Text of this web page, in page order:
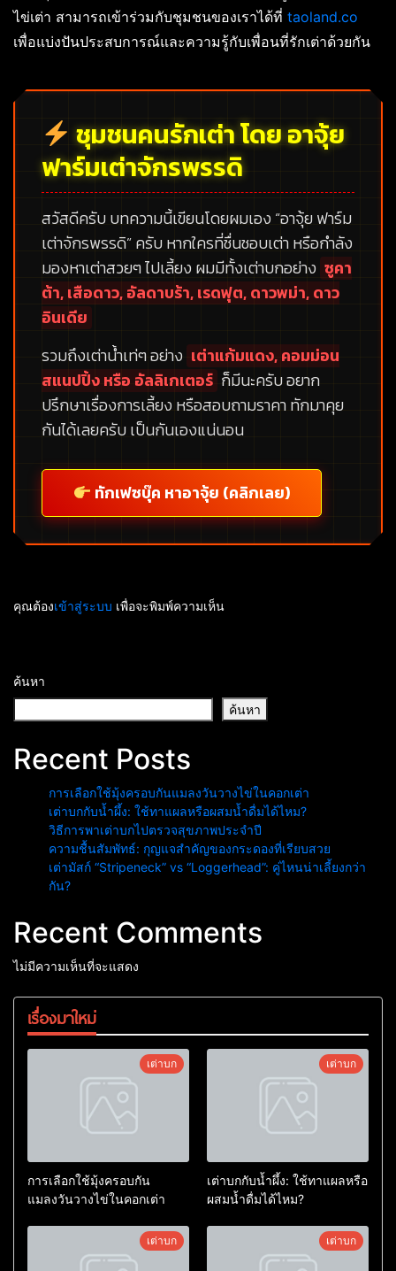
ไข่เต่า สามารถเข้าร่วมกับชุมชนของเราได้ที่ taoland.co
เพื่อแบ่งปันประสบการณ์และความรู้กับเพื่อนที่รักเต่าด้วยกัน
ชุมชนคนรักเต่า โดย อาจุ้ย
ฟาร์มเต่าจักรพรรดิ
สวัสดีครับ บทความนี้เขียนโดยผมเอง “อาจุ้ย ฟาร์ม
เต่าจักรพรรดิ”ครับ หากใครที่ชื่นชอบเต่า หรือกำลัง
มองหาเต่าสวยๆ ไปเลี้ยง ผมมีทั้งเต่าบกอย่าง ซูคา
ต้า, เสือดาว, อัลดาบร้า, เรดฟุต, ดาวพม่า, ดาว
อินเดีย
รวมถึงเต่าน้ำเท่ๆ อย่าง เต่าแก้มแดง, คอมม่อน
สแนปปิ้ง หรือ อัลลิเกเตอร์ ก็มีนะครับ อยาก
ปรึกษาเรื่องการเลี้ยง หรือสอบถามราคา ทักมาคุย
กันได้เลยครับ เป็นกันเองแน่นอน
ทักเฟซบุ๊ค หาอาจุ้ย (คลิกเลย)
คุณต้องเข้าสู่ระบบ เพื่อจะพิมพ์ความเห็น
ค้นหา
ค้นหา
Recent Posts
การเลือกใช้มุ้งครอบกันแมลงวันวางไข่ในคอกเต่า
เต่าบกกับน้ำผึ้ง: ใช้ทาแผลหรือผสมน้ำดื่มได้ไหม?
วิธีการพาเต่าบกไปตรวจสุขภาพประจำปี
ความชื้นสัมพัทธ์: กุญแจสำคัญของกระดองที่เรียบสวย
เต่ามัสก์ “Stripeneck” vs “Loggerhead”: คู่ไหนน่าเลี้ยงกว่า
กัน?
Recent Comments
ไม่มีความเห็นที่จะแสดง
เรื่องมาใหม่
เต่าบก
การเลือกใช้มุ้งครอบกัน
แมลงวันวางไข่ในคอกเต่า
เต่าบก
เต่าบกกับน้ำผึ้ง: ใช้ทาแผลหรือ
ผสมน้ำดื่มได้ไหม?
เต่าบก เต่าบก